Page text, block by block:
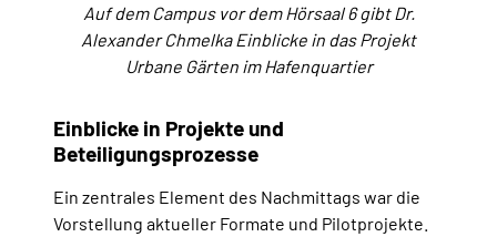
Auf dem Campus vor dem Hörsaal 6 gibt Dr.
Alexander Chmelka Einblicke in das Projekt
Urbane Gärten im Hafenquartier
Einblicke in Projekte und
Beteiligungsprozesse
Ein zentrales Element des Nachmittags war die
Vorstellung aktueller Formate und Pilotprojekte.